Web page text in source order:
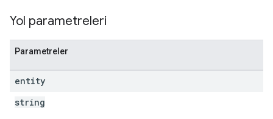
Yol parametreleri
Parametreler
entity
string